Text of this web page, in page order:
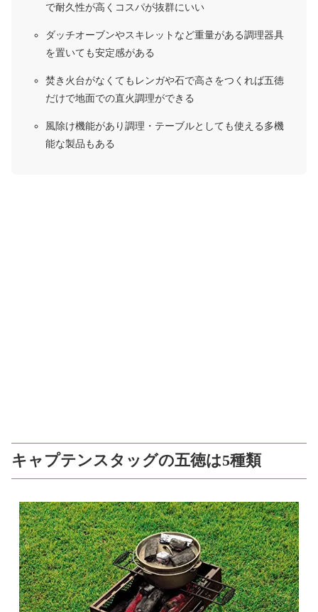
で耐久性が高くコスパが抜群にいい
ダッチオーブンやスキレットなど重量がある調理器具
を置いても安定感がある
焚き火台がなくてもレンガや石で高さをつくれば五徳
だけで地面での直火調理ができる
風除け機能があり調理・テーブルとしても使える多機
能な製品もある
キャプテンスタッグの五徳は5種類